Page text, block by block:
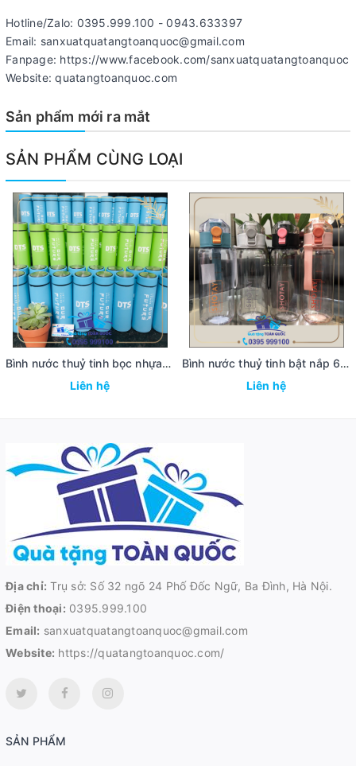
Hotline/Zalo: 0395.999.100 - 0943.633397
Email: sanxuatquatangtoanquoc@gmail.com
Fanpage: https://www.facebook.com/sanxuatquatangtoanquoc
Website: quatangtoanquoc.com
Sản phẩm mới ra mắt
SẢN PHẨM CÙNG LOẠI
Bình nước thuỷ tinh bọc nhựa DTS
Liên hệ
Bình nước thuỷ tinh bật nắp 600ml
Liên hệ
Địa chỉ: Trụ sở: Số 32 ngõ 24 Phố Đốc Ngữ, Ba Đình, Hà Nội.
Điện thoại: 0395.999.100
Email: sanxuatquatangtoanquoc@gmail.com
Website: https://quatangtoanquoc.com/
SẢN PHẨM